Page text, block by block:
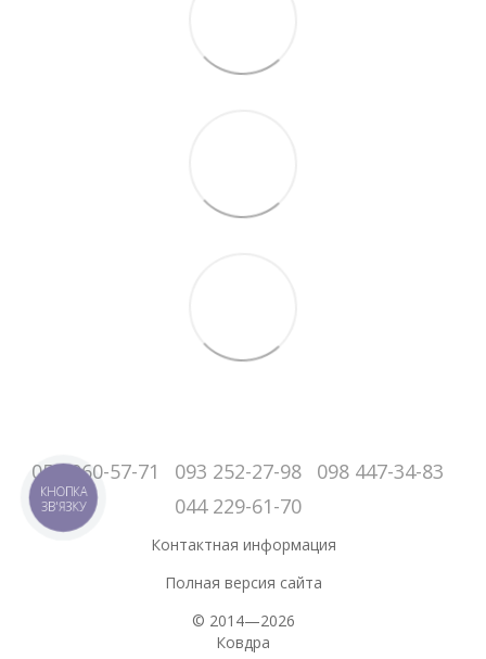
050-060-57-71 093 252-27-98
098 447-34-83
044 229-61-70
Контактная информация
Полная версия сайта
© 2014—2026
Ковдра
КНОПКА
ЗВ'ЯЗКУ